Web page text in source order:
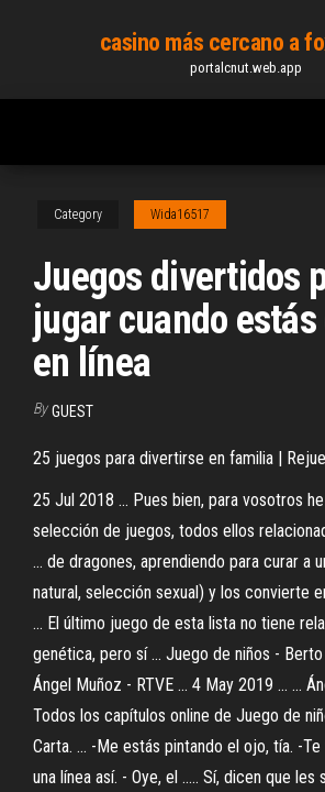
content
casino más cercano a
portalcnut.web.app
Category Wida16517
Juegos divertidos
jugar cuando
en línea
By GUEST
25 juegos para divertirse en familia |
25 Jul 2018 ... Pues bien, para vosotros
selección de juegos, todos ellos
... de dragones, aprendiendo para curar a
natural, selección sexual) y los convierte
... El último juego de esta lista no tiene
genética, pero sí ... Juego de niños -
Ángel Muñoz - RTVE ... 4 May 2019 ... ...
Todos los capítulos online de Juego de
Carta. ... -Me estás pintando el ojo, tía. -Te
una línea así. - Oye, el ..... Sí, dicen que les